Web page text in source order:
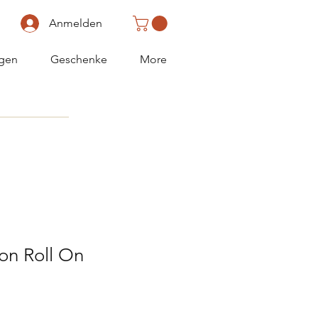
Anmelden
Geschenke More
Roll On